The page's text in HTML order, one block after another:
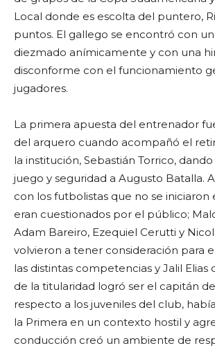
Local donde es escolta del puntero,
puntos. El gallego se encontró con
diezmado anímicamente y con una
disconforme con el funcionamiento
jugadores.
La primera apuesta del entrenador
del arquero cuando acompañó el
la institución, Sebastián Torrico,
juego y seguridad a Augusto Batalla.
con los futbolistas que no se iniciaron
eran cuestionados por el público;
Adam Bareiro, Ezequiel Cerutti y
volvieron a tener consideración para
las distintas competencias y Jalil Elias
de la titularidad logró ser el capitán
respecto a los juveniles del club,
la Primera en un contexto hostil y
conducción creó un ambiente de